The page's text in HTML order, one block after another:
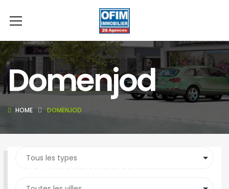
Domenjod
HOME DOMENJOD
SEARCH PROPERTY